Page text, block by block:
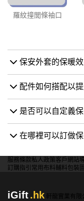
羅紋撞閭條袖口
保安外套的保暖
配件如何搭配以
是否可以自定義
在哪裡可以訂做
服務條款私人政策客戶 網站
訂購指引 常用布料輔料包裝
iGift.hk
軒龍實業有限